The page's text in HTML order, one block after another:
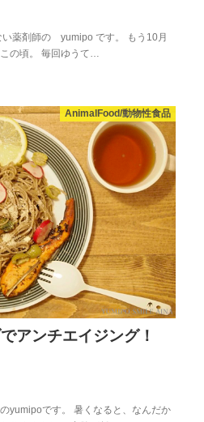
い薬剤師の yumipo です。 もう10月
の頃。 毎回ゆうて…
AnimalFood/動物性食品
アンチエイジング！
yumipoです。 暑くなると、なんだか